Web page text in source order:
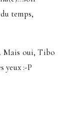
temps,
Mais oui, Tibo
yeux :-P